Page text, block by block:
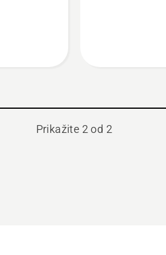
Prikažite 2 od 2